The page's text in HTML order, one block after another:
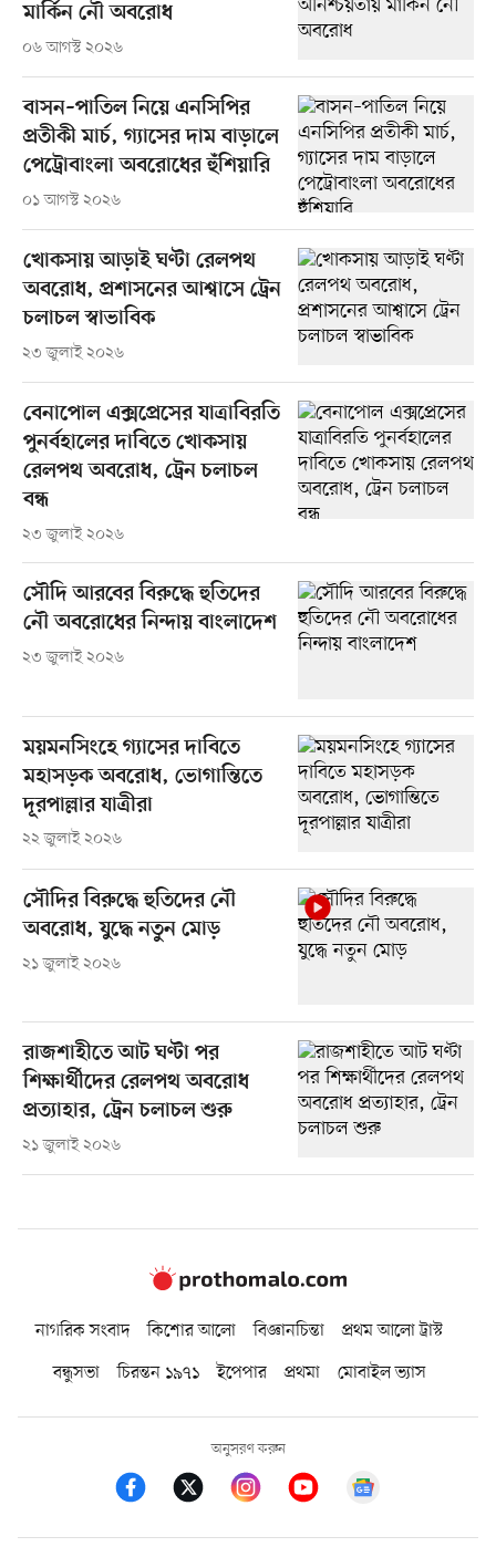
মার্কিন নৌ অবরোধ
০৬ আগস্ট ২০২৬
বাসন–পাতিল নিয়ে এনসিপির
প্রতীকী মার্চ, গ্যাসের দাম বাড়ালে
পেট্রোবাংলা অবরোধের হুঁশিয়ারি
০১ আগস্ট ২০২৬
খোকসায় আড়াই ঘণ্টা রেলপথ
অবরোধ, প্রশাসনের আশ্বাসে ট্রেন
চলাচল স্বাভাবিক
২৩ জুলাই ২০২৬
বেনাপোল এক্সপ্রেসের যাত্রাবিরতি
পুনর্বহালের দাবিতে খোকসায়
রেলপথ অবরোধ, ট্রেন চলাচল
বন্ধ
২৩ জুলাই ২০২৬
সৌদি আরবের বিরুদ্ধে হুতিদের
নৌ অবরোধের নিন্দায় বাংলাদেশ
২৩ জুলাই ২০২৬
ময়মনসিংহে গ্যাসের দাবিতে
মহাসড়ক অবরোধ, ভোগান্তিতে
দূরপাল্লার যাত্রীরা
২২ জুলাই ২০২৬
সৌদির বিরুদ্ধে হুতিদের নৌ
অবরোধ, যুদ্ধে নতুন মোড়
২১ জুলাই ২০২৬
রাজশাহীতে আট ঘণ্টা পর
শিক্ষার্থীদের রেলপথ অবরোধ
প্রত্যাহার, ট্রেন চলাচল শুরু
২১ জুলাই ২০২৬
নাগরিক সংবাদ কিশোর আলো বিজ্ঞানচিন্তা
প্রথম আলো ট্রাস্ট
বন্ধুসভা
চিরন্তন ১৯৭১ ইপেপার প্রথমা মোবাইল ভ্যাস
অনুসরণ করুন